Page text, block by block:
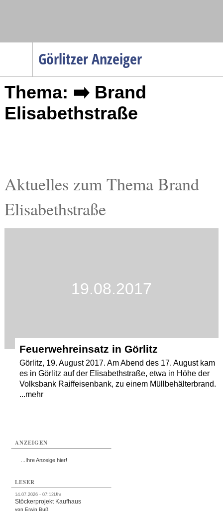
Görlitzer Anzeiger
Menüpunkte
Startseite
Gesellschaft
Gesundheit
Kultur
Thema: ➡️ Brand
Elisabethstraße
Aktuelles zum Thema Brand
Elisabethstraße
19.08.2017
Feuerwehreinsatz in Görlitz
Görlitz, 19. August 2017. Am Abend des 17. August kam
es in Görlitz auf der Elisabethstraße, etwa in Höhe der
Volksbank Raiffeisenbank, zu einem Müllbehälterbrand.
...mehr
ANZEIGEN
...Ihre Anzeige hier!
LESER
14.07.2026 - 07:12Uhr
Stöckerprojekt Kaufhaus
von Erwin Buß